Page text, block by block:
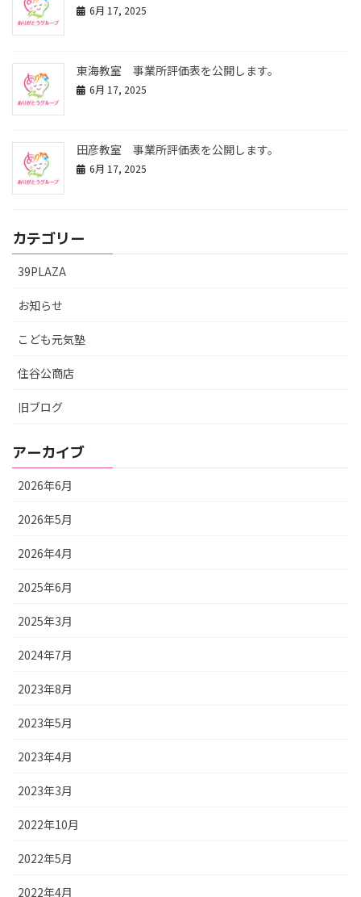
6月 17, 2025
東海教室 事業所評価表を公開します。
6月 17, 2025
田彦教室 事業所評価表を公開します。
6月 17, 2025
カテゴリー
39PLAZA
お知らせ
こども元気塾
住谷公商店
旧ブログ
アーカイブ
2026年6月
2026年5月
2026年4月
2025年6月
2025年3月
2024年7月
2023年8月
2023年5月
2023年4月
2023年3月
2022年10月
2022年5月
2022年4月